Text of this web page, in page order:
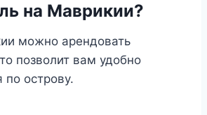
на Маврикии?
можно арендовать
позволит вам удобно
по острову.